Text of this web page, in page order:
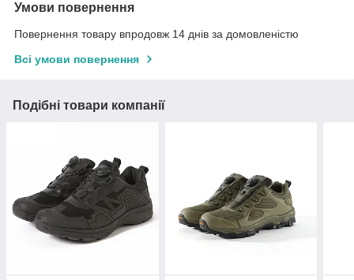
Умови повернення
Повернення товару впродовж 14 днів за домовленістю
Всі умови повернення
Подібні товари компанії